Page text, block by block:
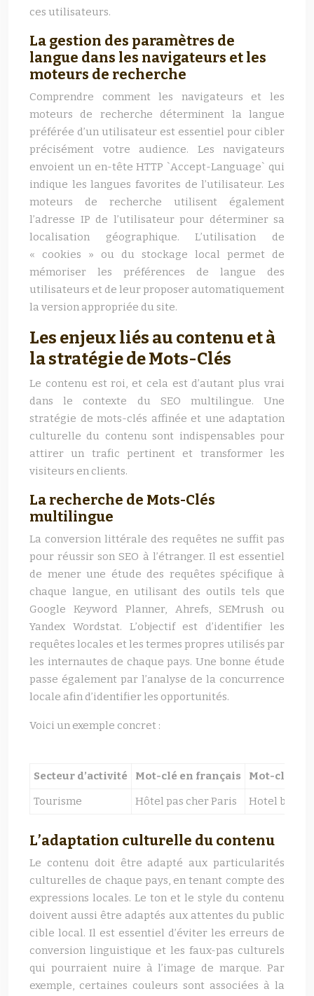
ces utilisateurs.
La gestion des paramètres de
langue dans les navigateurs et les
moteurs de recherche
Comprendre comment les navigateurs et les
moteurs de recherche déterminent la langue
préférée d’un utilisateur est essentiel pour cibler
précisément votre audience. Les navigateurs
envoient un en-tête HTTP `Accept-Language` qui
indique les langues favorites de l’utilisateur. Les
moteurs de recherche utilisent également
l’adresse IP de l’utilisateur pour déterminer sa
localisation géographique. L’utilisation de
« cookies » ou du stockage local permet de
mémoriser les préférences de langue des
utilisateurs et de leur proposer automatiquement
la version appropriée du site.
Les enjeux liés au contenu et à
la stratégie de Mots-Clés
Le contenu est roi, et cela est d’autant plus vrai
dans le contexte du SEO multilingue. Une
stratégie de mots-clés affinée et une adaptation
culturelle du contenu sont indispensables pour
attirer un trafic pertinent et transformer les
visiteurs en clients.
La recherche de Mots-Clés
multilingue
La conversion littérale des requêtes ne suffit pas
pour réussir son SEO à l’étranger. Il est essentiel
de mener une étude des requêtes spécifique à
chaque langue, en utilisant des outils tels que
Google Keyword Planner, Ahrefs, SEMrush ou
Yandex Wordstat. L’objectif est d’identifier les
requêtes locales et les termes propres utilisés par
les internautes de chaque pays. Une bonne étude
passe également par l’analyse de la concurrence
locale afin d’identifier les opportunités.
Voici un exemple concret :
Secteur d’activité Mot-clé en français
Mot-clé
Tourisme
Hôtel pas cher Paris Hotel
L’adaptation culturelle du contenu
Le contenu doit être adapté aux particularités
culturelles de chaque pays, en tenant compte des
expressions locales. Le ton et le style du contenu
doivent aussi être adaptés aux attentes du public
cible local. Il est essentiel d’éviter les erreurs de
conversion linguistique et les faux-pas culturels
qui pourraient nuire à l’image de marque. Par
exemple, certaines couleurs sont associées à la